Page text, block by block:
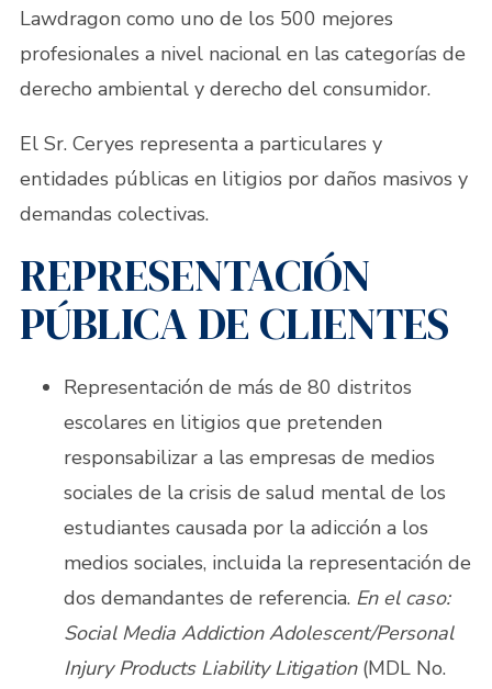
Lawdragon como uno de los 500 mejores
profesionales a nivel nacional en las categorías de
derecho ambiental y derecho del consumidor.
El Sr. Ceryes representa a particulares y
entidades públicas en litigios por daños masivos y
demandas colectivas.
REPRESENTACIÓN
PÚBLICA DE CLIENTES
Representación de más de 80 distritos
escolares en litigios que pretenden
responsabilizar a las empresas de medios
sociales de la crisis de salud mental de los
estudiantes causada por la adicción a los
medios sociales, incluida la representación de
dos demandantes de referencia. En el caso:
Social Media Addiction Adolescent/Personal
Injury Products Liability Litigation(MDL No.